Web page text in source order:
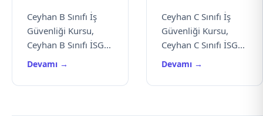
Ceyhan B Sınıfı İş
Güvenliği Kursu,
Ceyhan B Sınıfı İSG...
Devamı →
Ceyhan C Sınıfı İş
Güvenliği Kursu,
Ceyhan C Sınıfı İSG...
Devamı →